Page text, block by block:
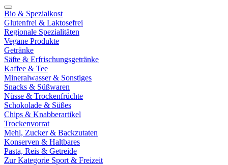
Bio & Spezialkost
Glutenfrei & Laktosefrei
Regionale Spezialitäten
Vegane Produkte
Getränke
Säfte & Erfrischungsgetränke
Kaffee & Tee
Mineralwasser & Sonstiges
Snacks & Süßwaren
Nüsse & Trockenfrüchte
Schokolade & Süßes
Chips & Knabberartikel
Trockenvorrat
Mehl, Zucker & Backzutaten
Konserven & Haltbares
Pasta, Reis & Getreide
Zur Kategorie Sport & Freizeit